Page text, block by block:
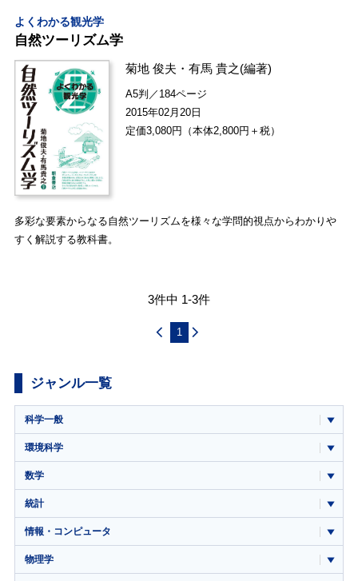
よくわかる観光学
自然ツーリズム学
菊地 俊夫 ・有馬 貴之(編著)
A5判／184ページ
2015年02月20日
定価3,080円（本体2,800円＋税）
多彩な要素からなる自然ツーリズムを様々な学問的視点からわかりや
すく解説する教科書。
3件中 1-3件
1
ジャンル一覧
科学一般
環境科学
数学
統計
情報・コンピュータ
物理学